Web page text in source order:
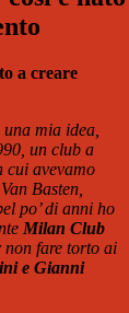
a creare
mia idea,
un club a
cui avevamo
Basten,
po’ di anni ho
Milan Club
non fare torto ai
e Gianni